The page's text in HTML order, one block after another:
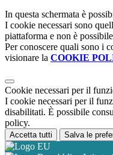
In questa schermata è
I cookie necessari sono
piattaforma e non è
Per conoscere quali sono i
visionare la COOKIE
Cookie necessari per il
I cookie necessari per il
disabilitati. È possibile
policy.
Accetta tutti Salva le